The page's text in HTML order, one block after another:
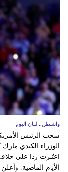
واشنطن ـ لبنان اليوم
سحب الرئيس
الوزراء الكندي
اعتُبرت ردا على
الأيام الماضية.